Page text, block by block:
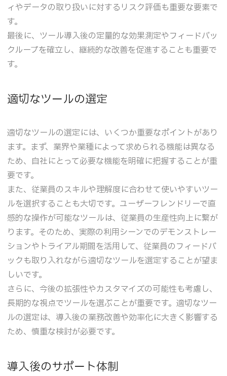
ィやデータの取り扱いに対するリスク評価も重要な要素で
す。
最後に、ツール導入後の定量的な効果測定やフィードバッ
クループを確立し、継続的な改善を促進することも重要で
す。
適切なツールの選定
適切なツールの選定には、いくつか重要なポイントがあり
ます。まず、業界や業種によって求められる機能は異なる
ため、自社にとって必要な機能を明確に把握することが重
要です。
また、従業員のスキルや理解度に合わせて使いやすいツー
ルを選択することも大切です。ユーザーフレンドリーで直
感的な操作が可能なツールは、従業員の生産性向上に繋が
ります。そのため、実際の利用シーンでのデモンストレー
ションやトライアル期間を活用して、従業員のフィードバ
ックも取り入れながら適切なツールを選定することが望ま
しいです。
さらに、今後の拡張性やカスタマイズの可能性も考慮し、
長期的な視点でツールを選ぶことが重要です。適切なツー
ルの選定は、導入後の業務改善や効率化に大きく影響する
ため、慎重な検討が必要です。
導入後のサポート体制